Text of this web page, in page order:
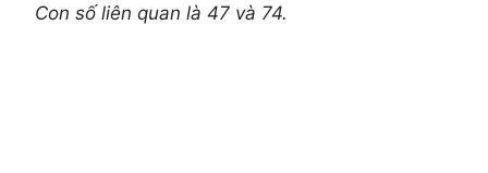
Con số liên quan là 47 và 74.